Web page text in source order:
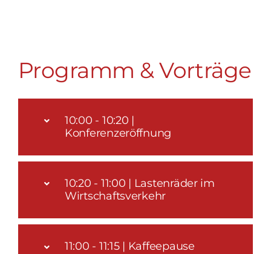
Programm & Vorträge
10:00 - 10:20 |
Konferenzeröffnung
10:20 - 11:00 | Lastenräder im
Wirtschaftsverkehr
11:00 - 11:15 | Kaffeepause